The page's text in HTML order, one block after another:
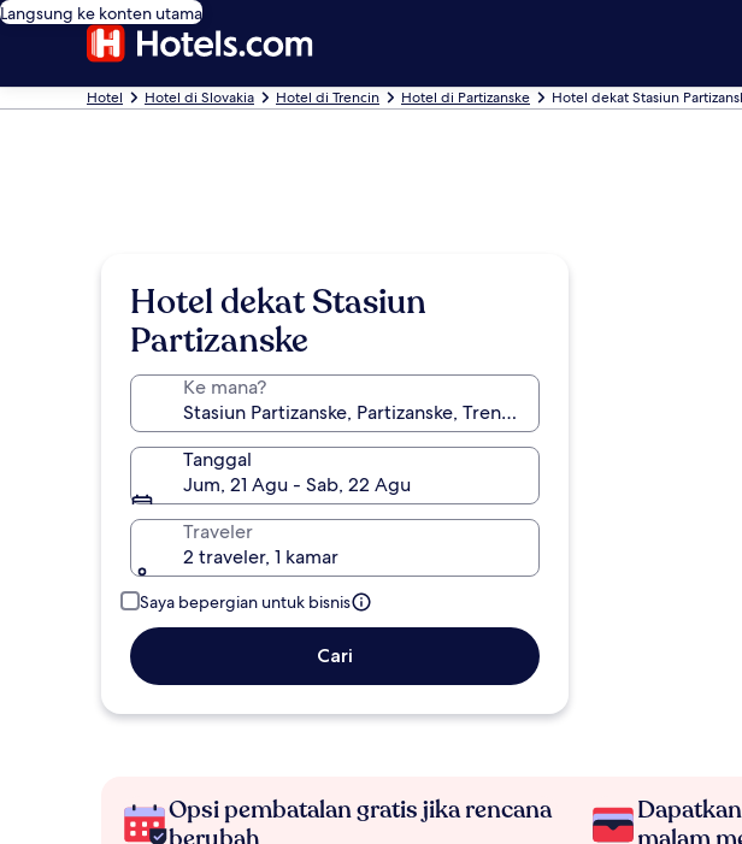
Langsung ke konten utama
Hotel Hotel di Slovakia Hotel di Trencin Hotel di Partizanske Hotel dekat Stasiun
Hotel dekat Stasiun
Partizanske
Ke mana?
Tanggal
Jum, 21 Agu - Sab, 22 Agu
Traveler
2 traveler, 1 kamar
Saya bepergian untuk bisnis
Cari
Opsi pembatalan gratis jika rencana